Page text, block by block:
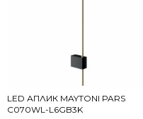
LED АПЛИК MAYTONI PARS
C070WL-L6GB3K